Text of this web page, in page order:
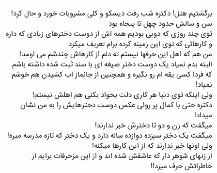
برگشتیم هتل! دکتره شب رفت دیسکو و کلی مشروبات خورد و حال کرد!
سن و سالش حدود چهل تا پنجاه بود
توی چند روزی که دوبی بودیم همه اش از دوست دخترهای زیادی که داره
و کارهائی که توی این زمینه کرده برام تعریف میکرد
من هم که اهل این حرفها نیستم ته دلم از کارهاش چندشم می اومد!
البته بدم نمیاد یک دوست دختر صیغه ای با سند ثبت شده داشته باشم
که فردا کسی یقه ام رو نگیره و همچنین از جانماز اب کشیدن هم خوشم
نمیاد!
ولی اینکه توی دنیا هر کاری دلت بخواد بکنی هم اهلش نیستم!
دکتره حتی با کمال پر روئی عکس دوست دخترهایش را به من نشان
میداد!
میگفت که زن و دو تا دخترش خبر ندارند!
میگفت یک دختر سیزده دوازده ساله دارد و یک دختر که تازه مدرسه میره!
ولی اونها خبر ندارند که از این کارها میکنه!
از زنهای شوهر دار که عاشقش شده اند و از این مزخرفات برایم از
خاطراتش حرف میزد!!